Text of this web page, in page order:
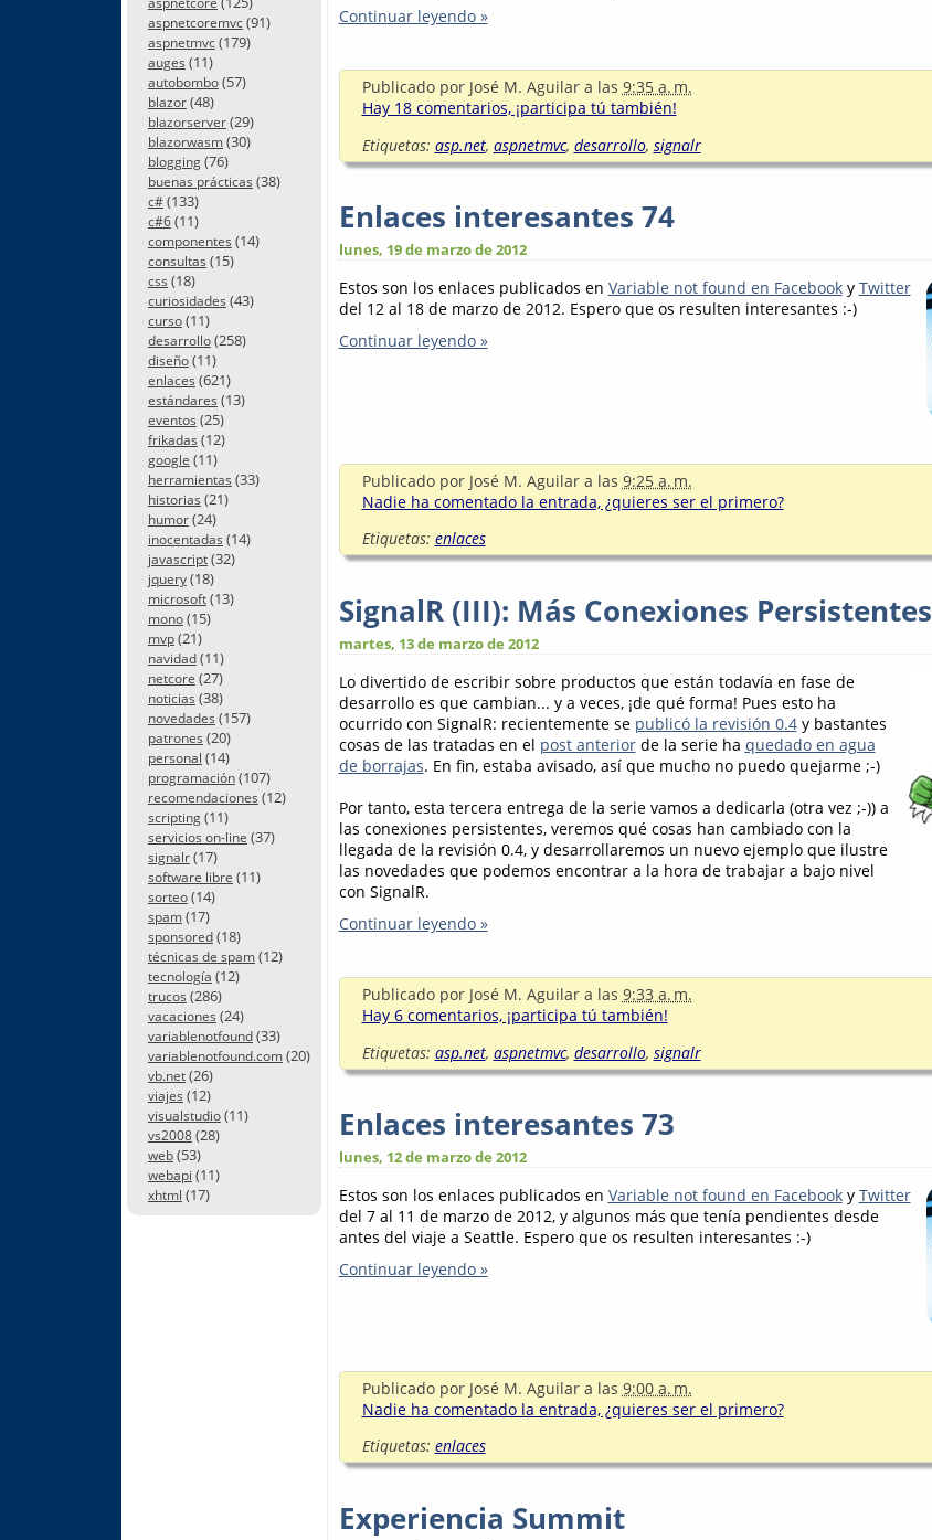
aspnetcoremvc(91)
aspnetmvc(179)
auges (11)
autobombo(57)
blazor(48)
blazorserver(29)
blazorwasm(30)
blogging(76)
buenas prácticas (38)
c#(133)
c#6(11)
componentes (14)
consultas (15)
css (18)
curiosidades (43)
curso(11)
desarrollo(258)
diseño(11)
enlaces (621)
estándares (13)
eventos (25)
frikadas (12)
google (11)
herramientas (33)
historias (21)
humor(24)
inocentadas (14)
javascript(32)
jquery(18)
microsoft(13)
mono(15)
mvp(21)
navidad(11)
netcore (27)
noticias (38)
novedades (157)
patrones (20)
personal (14)
programación(107)
recomendaciones (12)
scripting(11)
servicios on-line (37)
signalr(17)
software libre (11)
sorteo(14)
spam(17)
sponsored(18)
técnicas de spam(12)
tecnología (12)
trucos (286)
vacaciones (24)
variablenotfound(33)
variablenotfound.com(20)
vb.net(26)
viajes (12)
visualstudio(11)
vs2008(28)
web(53)
webapi (11)
xhtml (17)
Continuar leyendo »
Publicado por José M. Aguilar a las 9:35 a. m.
Hay 18 comentarios, ¡participa tú también!
Etiquetas: asp.net, aspnetmvc, desarrollo, signalr
Enlaces interesantes 74
lunes, 19 de marzo de 2012
Estos son los enlaces publicados en Variable not found en Facebooky Twitter
del 12 al 18 de marzo de 2012. Espero que os resulten interesantes :-)
Continuar leyendo »
Publicado por José M. Aguilar a las 9:25 a. m.
Nadie ha comentado la entrada, ¿quieres ser el primero?
Etiquetas: enlaces
SignalR (III): Más Conexiones Persistentes
martes, 13 de marzo de 2012
Lo divertido de escribir sobre productos que están todavía en fase de
desarrollo es que cambian... y a veces, ¡de qué forma! Pues esto ha
ocurrido con SignalR: recientemente se publicó la revisión 0.4y bastantes
cosas de las tratadas en el post anteriorde la serie ha quedado en agua
de borrajas. En fin, estaba avisado, así que mucho no puedo quejarme ;-)
Por tanto, esta tercera entrega de la serie vamos a dedicarla (otra vez ;-)) a
las conexiones persistentes, veremos qué cosas han cambiado con la
llegada de la revisión 0.4, y desarrollaremos un nuevo ejemplo que ilustre
las novedades que podemos encontrar a la hora de trabajar a bajo nivel
con SignalR.
Continuar leyendo »
Publicado por José M. Aguilar a las 9:33 a. m.
Hay 6 comentarios, ¡participa tú también!
Etiquetas: asp.net, aspnetmvc, desarrollo, signalr
Enlaces interesantes 73
lunes, 12 de marzo de 2012
Estos son los enlaces publicados en Variable not found en Facebooky Twitter
del 7 al 11 de marzo de 2012, y algunos más que tenía pendientes desde
antes del viaje a Seattle. Espero que os resulten interesantes :-)
Continuar leyendo »
Publicado por José M. Aguilar a las 9:00 a. m.
Nadie ha comentado la entrada, ¿quieres ser el primero?
Etiquetas: enlaces
Experiencia Summit